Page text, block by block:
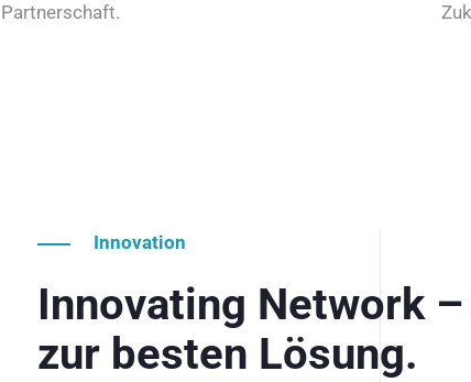
Partnerschaft.
Innovation
Innovating Network –
zur besten Lösung.